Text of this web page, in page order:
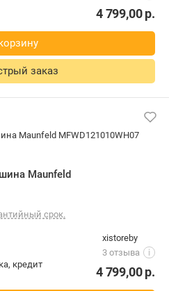
4 799,00р.
заказ
Maunfeld
срок.
xistoreby
3 отзыва
i
кредит
4 799,00р.